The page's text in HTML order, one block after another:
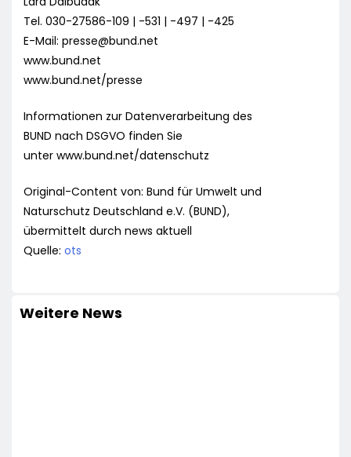
Tel. 030-27586-109 | -531 | -497 | -425
E-Mail: presse@bund.net
www.bund.net
www.bund.net/presse
Informationen zur Datenverarbeitung des
BUND nach DSGVO finden Sie
unter www.bund.net/datenschutz
Original-Content von: Bund für Umwelt und
Naturschutz Deutschland e.V. (BUND),
übermittelt durch news aktuell
Quelle: ots
Weitere News